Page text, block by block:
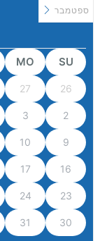
ספטמבר
SU
MO
26
27
2
3
9
10
16
17
23
24
30
31